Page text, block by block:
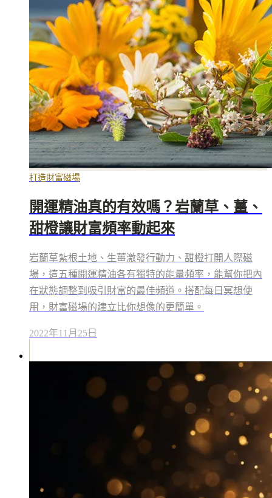
打造財富磁場
開運精油真的有效嗎？岩蘭草、薑、
甜橙讓財富頻率動起來
岩蘭草紮根土地、生薑激發行動力、甜橙打開人際磁
場，這五種開運精油各有獨特的能量頻率，能幫你把內
在狀態調整到吸引財富的最佳頻道。搭配每日冥想使
用，財富磁場的建立比你想像的更簡單。
2022年11月25日